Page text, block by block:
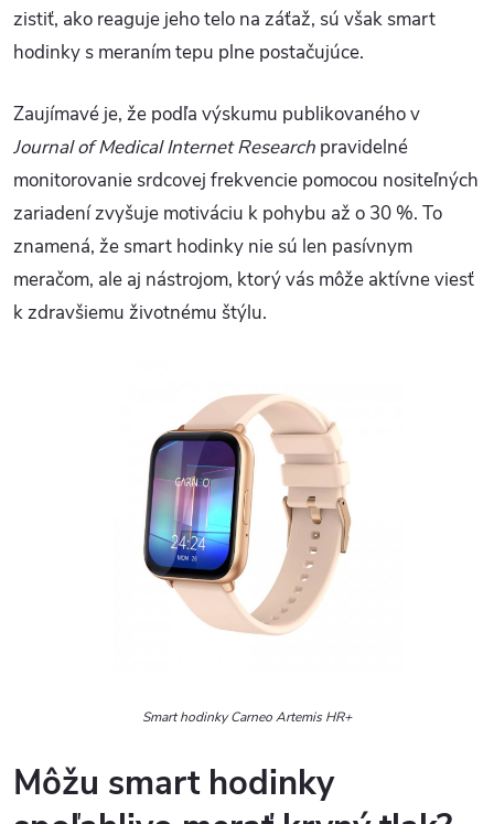
zistiť, ako reaguje jeho telo na záťaž, sú však smart
hodinky s meraním tepu plne postačujúce.
Zaujímavé je, že podľa výskumu publikovaného v
Journal of Medical Internet Research pravidelné
monitorovanie srdcovej frekvencie pomocou nositeľných
zariadení zvyšuje motiváciu k pohybu až o 30 %. To
znamená, že smart hodinky nie sú len pasívnym
meračom, ale aj nástrojom, ktorý vás môže aktívne viesť
k zdravšiemu životnému štýlu.
Smart hodinky Carneo Artemis HR+
Môžu smart hodinky